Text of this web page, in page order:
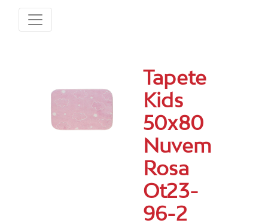
Tapete
Kids
50x80
Nuvem
Rosa
Ot23-
96-2